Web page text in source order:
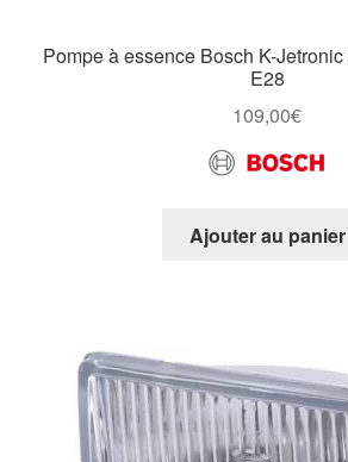
Pompe à essence Bosch K-
E28
109,00€
Ajouter au panier